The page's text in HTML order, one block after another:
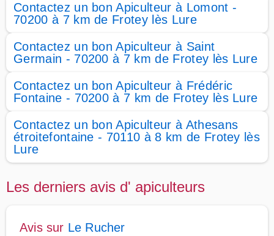
Contactez un bon Apiculteur à Lomont -
70200 à 7 km de Frotey lès Lure
Contactez un bon Apiculteur à Saint
Germain - 70200 à 7 km de Frotey lès Lure
Contactez un bon Apiculteur à Frédéric
Fontaine - 70200 à 7 km de Frotey lès Lure
Contactez un bon Apiculteur à Athesans
étroitefontaine - 70110 à 8 km de Frotey lès
Lure
Les derniers avis d' apiculteurs
Avis sur Le Rucher